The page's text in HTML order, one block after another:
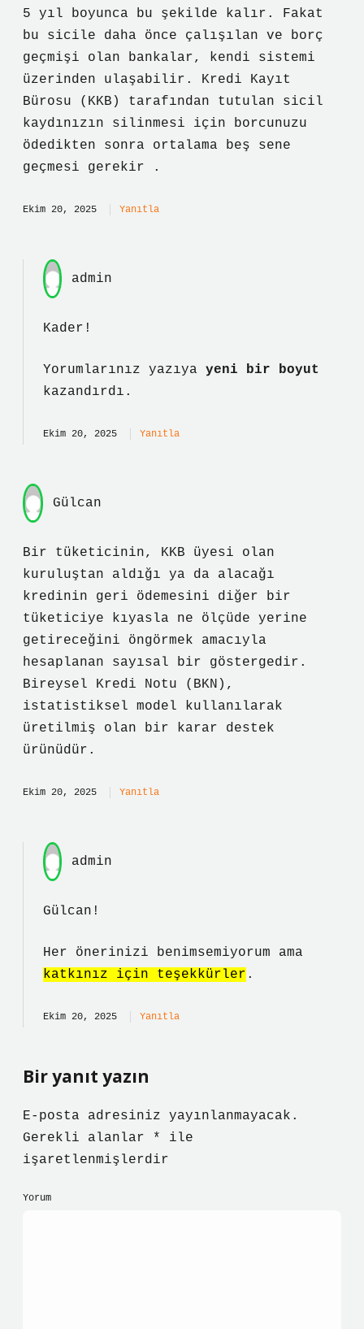
5 yıl boyunca bu şekilde kalır. Fakat
bu sicile daha önce çalışılan ve borç
geçmişi olan bankalar, kendi sistemi
üzerinden ulaşabilir. Kredi Kayıt
Bürosu (KKB) tarafından tutulan sicil
kaydınızın silinmesi için borcunuzu
ödedikten sonra ortalama beş sene
geçmesi gerekir .
Ekim 20, 2025 Yanıtla
Kader!
Yorumlarınız yazıya yeni bir boyut
kazandırdı.
Ekim 20, 2025 Yanıtla
Bir tüketicinin, KKB üyesi olan
kuruluştan aldığı ya da alacağı
kredinin geri ödemesini diğer bir
tüketiciye kıyasla ne ölçüde yerine
getireceğini öngörmek amacıyla
hesaplanan sayısal bir göstergedir.
Bireysel Kredi Notu (BKN),
istatistiksel model kullanılarak
üretilmiş olan bir karar destek
ürünüdür.
Ekim 20, 2025 Yanıtla
Gülcan!
Her önerinizi benimsemiyorum ama
katkınız için teşekkürler .
Ekim 20, 2025 Yanıtla
Bir yanıt yazın
E-posta adresiniz yayınlanmayacak.
Gerekli alanlar
*
ile
işaretlenmişlerdir
Yorum